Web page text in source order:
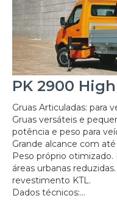
PK 2900
Gruas Articuladas: para
Gruas versáteis e
potência e peso para
Grande alcance com
Peso próprio
áreas urbanas
revestimento KTL.
Dados técnicos:...